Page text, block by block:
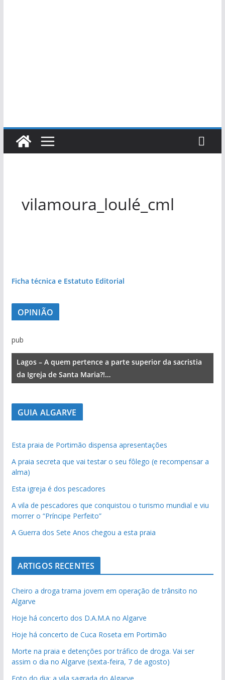
vilamoura_loulé_cml
Ficha técnica e Estatuto Editorial
OPINIÃO
pub
Lagos – A quem pertence a parte superior da sacristia
da Igreja de Santa Maria?!…
GUIA ALGARVE
Esta praia de Portimão dispensa apresentações
A praia secreta que vai testar o seu fôlego (e recompensar a
alma)
Esta igreja é dos pescadores
A vila de pescadores que conquistou o turismo mundial e viu
morrer o “Príncipe Perfeito”
A Guerra dos Sete Anos chegou a esta praia
ARTIGOS RECENTES
Cheiro a droga trama jovem em operação de trânsito no
Algarve
Hoje há concerto dos D.A.M.A no Algarve
Hoje há concerto de Cuca Roseta em Portimão
Morte na praia e detenções por tráfico de droga. Vai ser
assim o dia no Algarve (sexta-feira, 7 de agosto)